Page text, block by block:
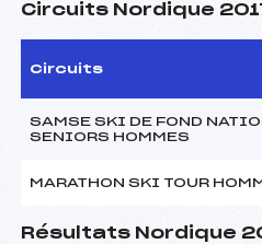
Circuits Nordique
Circuits
SAMSE SKI DE FOND
SENIORS HOMMES
MARATHON SKI TOUR
Résultats Nordique